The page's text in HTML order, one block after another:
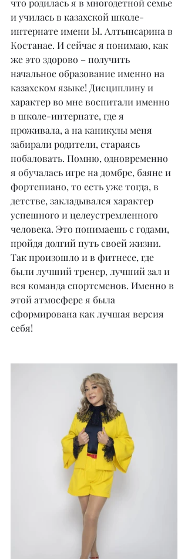
что родилась я в многодетной семье
и училась в казахской школе-
интернате имени Ы. Алтынсарина в
Костанае. И сейчас я понимаю, как
же это здорово – получить
начальное образование именно на
казахском языке! Дисциплину и
характер во мне воспитали именно
в школе-интернате, где я
проживала, а на каникулы меня
забирали родители, стараясь
побаловать. Помню, одновременно
я обучалась игре на домбре, баяне и
фортепиано, то есть уже тогда, в
детстве, закладывался характер
успешного и целеустремленного
человека. Это понимаешь с годами,
пройдя долгий путь своей жизни.
Так произошло и в фитнесе, где
были лучший тренер, лучший зал и
вся команда спортсменов. Именно в
этой атмосфере я была
сформирована как лучшая версия
себя!